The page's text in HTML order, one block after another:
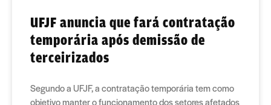
UFJF anuncia que fará contratação
temporária após demissão de
terceirizados
Segundo a UFJF, a contratação temporária tem como
objetivo manter o funcionamento dos setores afetados